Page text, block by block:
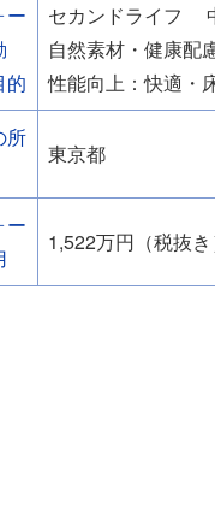
ー
的
セカンドライフ
自然素材・健康配
性能向上：快適・
所
東京都
ー
1,522万円（税抜き